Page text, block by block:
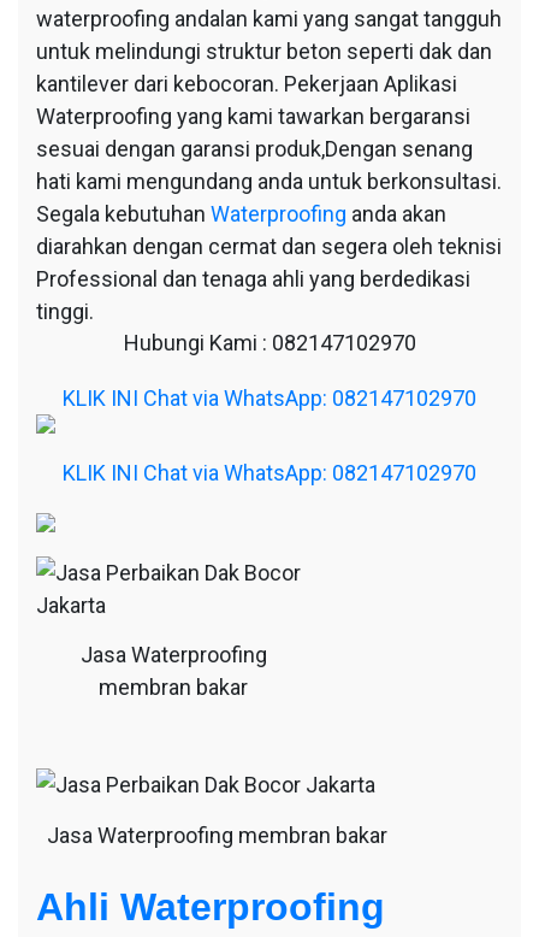
waterproofing andalan kami yang sangat tangguh
untuk melindungi struktur beton seperti dak dan
kantilever dari kebocoran. Pekerjaan Aplikasi
Waterproofing yang kami tawarkan bergaransi
sesuai dengan garansi produk,Dengan senang
hati kami mengundang anda untuk berkonsultasi.
Segala kebutuhan Waterproofing anda akan
diarahkan dengan cermat dan segera oleh teknisi
Professional dan tenaga ahli yang berdedikasi
tinggi.
Hubungi Kami : 082147102970
KLIK INI Chat via WhatsApp: 082147102970
KLIK INI Chat via WhatsApp: 082147102970
Jasa Waterproofing
membran bakar
Jasa Waterproofing membran bakar
Ahli Waterproofing